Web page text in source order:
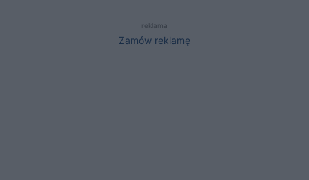
reklama
Zamów reklamę